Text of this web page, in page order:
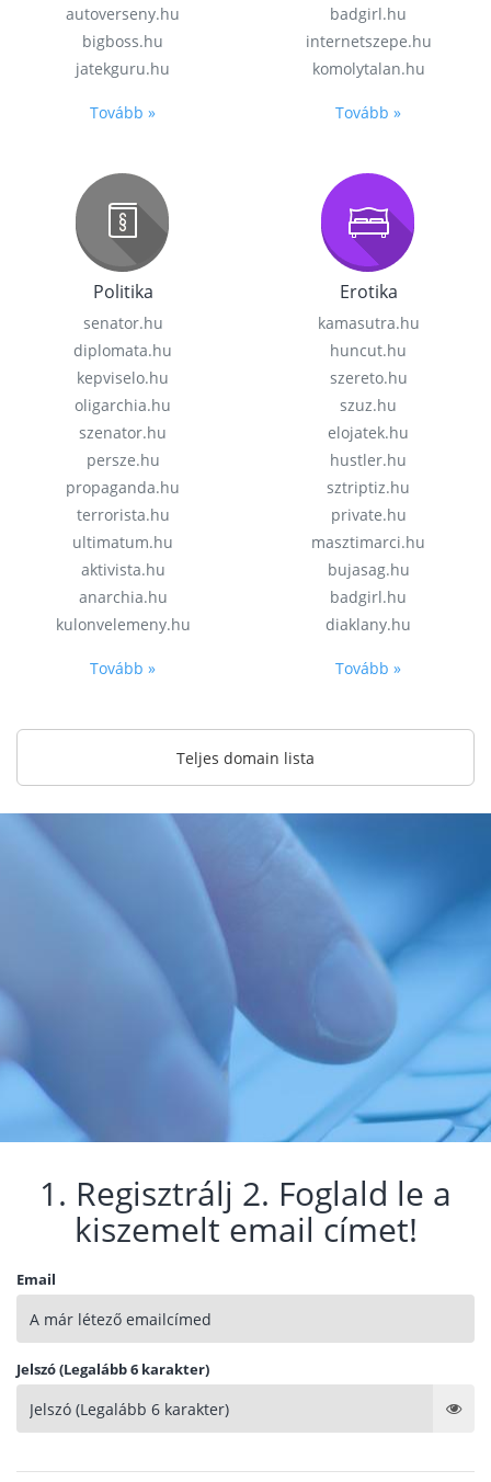
autoverseny.hu
bigboss.hu
jatekguru.hu
Tovább »
badgirl.hu
internetszepe.hu
komolytalan.hu
Tovább »
Politika
senator.hu
diplomata.hu
kepviselo.hu
oligarchia.hu
szenator.hu
persze.hu
propaganda.hu
terrorista.hu
ultimatum.hu
aktivista.hu
anarchia.hu
kulonvelemeny.hu
Tovább »
Erotika
kamasutra.hu
huncut.hu
szereto.hu
szuz.hu
elojatek.hu
hustler.hu
sztriptiz.hu
private.hu
masztimarci.hu
bujasag.hu
badgirl.hu
diaklany.hu
Tovább »
Teljes domain lista
1. Regisztrálj 2. Foglald le a
kiszemelt email címet!
Email
Jelszó (Legalább 6 karakter)